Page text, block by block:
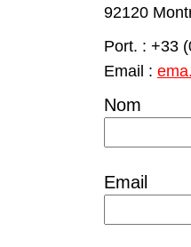
92120
Port. : +33
Email :
Nom
Email